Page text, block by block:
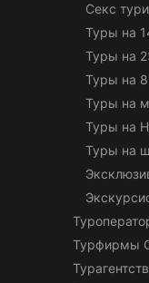
Секс
Туры на
Туры на
Туры на
Туры на
Туры на
Туры на
Турфирмы